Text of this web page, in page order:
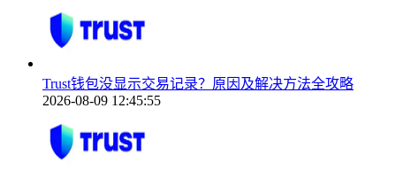
Trust钱包没显示交易记录？原因及解决方法全攻略
2026-08-09 12:45:55